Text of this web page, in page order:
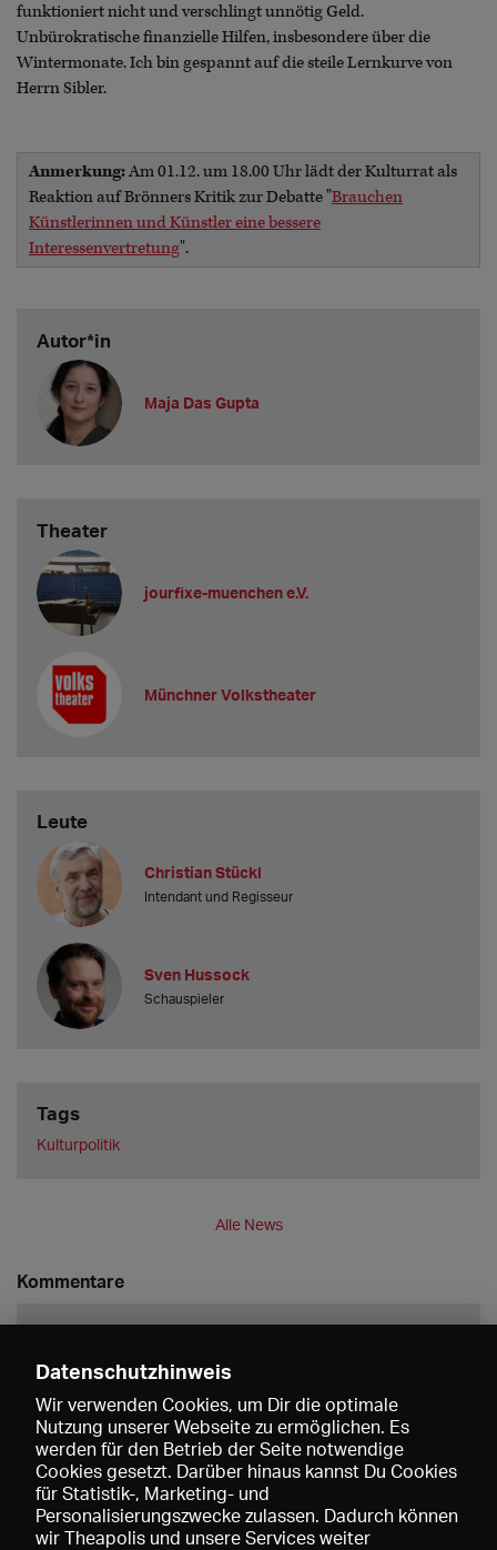
funktioniert nicht und verschlingt unnötig Geld.
Unbürokratische finanzielle Hilfen, insbesondere über die
Wintermonate. Ich bin gespannt auf die steile Lernkurve von
Herrn Sibler.
Anmerkung:Am 01.12. um 18.00 Uhr lädt der Kulturrat als
Reaktion auf Brönners Kritik zur Debatte "Brauchen
Künstlerinnen und Künstler eine bessere
Interessenvertretung".
Autor*in
Maja Das Gupta
Theater
jourfixe-muenchen e.V.
Münchner Volkstheater
Leute
Christian Stückl
Intendant und Regisseur
Sven Hussock
Schauspieler
Tags
Kulturpolitik
Alle News
Kommentare
Speichern
Datenschutzhinweis
Wir verwenden Cookies, um Dir die optimale
Nutzung unserer Webseite zu ermöglichen. Es
werden für den Betrieb der Seite notwendige
Cookies gesetzt. Darüber hinaus kannst Du Cookies
für Statistik-, Marketing- und
Personalisierungszwecke zulassen. Dadurch können
wir Theapolis und unsere Services weiter